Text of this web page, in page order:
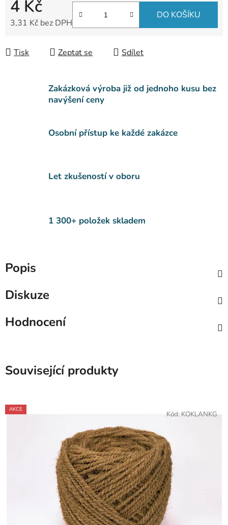
4 Kč
3,31 Kč bez DPH
DO KOŠÍKU
Tisk Zeptat se Sdílet
Zakázková výroba již od jednoho kusu bez
navýšení ceny
Osobní přístup ke každé zakázce
Let zkušeností v oboru
1 300+ položek skladem
Popis
Diskuze
Hodnocení
Související produkty
AKCE
Kód: KOKLANKG